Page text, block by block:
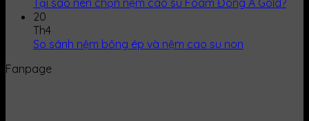
20
Th4
So sánh nệm bông ép và nệm cao su non
Fanpage